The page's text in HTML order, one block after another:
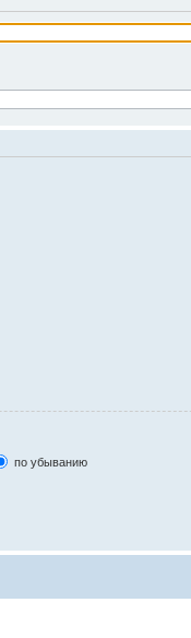
по убыванию